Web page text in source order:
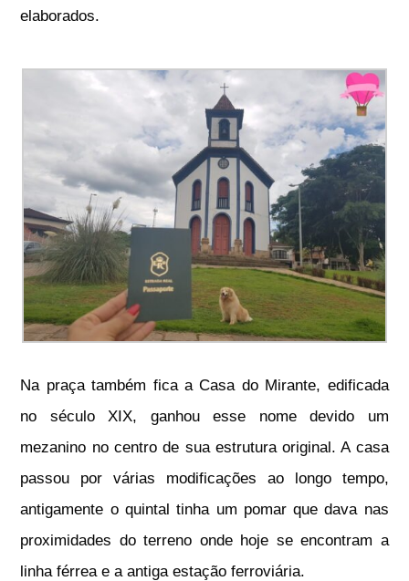
elaborados.
Na praça também fica a Casa do Mirante, edificada
no século XIX, ganhou esse nome devido um
mezanino no centro de sua estrutura original. A casa
passou por várias modificações ao longo tempo,
antigamente o quintal tinha um pomar que dava nas
proximidades do terreno onde hoje se encontram a
linha férrea e a antiga estação ferroviária.